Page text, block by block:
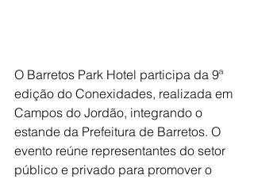
O Barretos Park Hotel participa da 9ª
edição do Conexidades, realizada em
Campos do Jordão, integrando o
estande da Prefeitura de Barretos. O
evento reúne representantes do setor
público e privado para promover o